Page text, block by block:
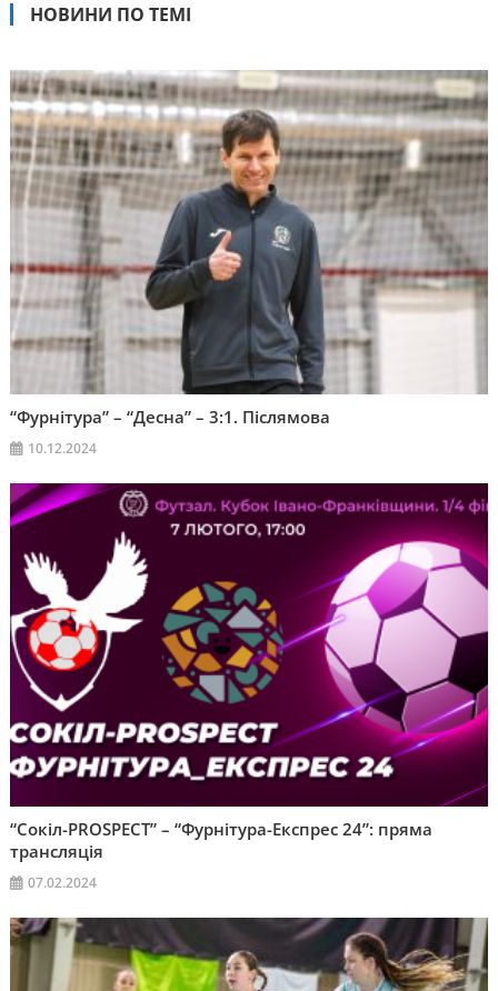
НОВИНИ ПО ТЕМІ
“Фурнітура” – “Десна” – 3:1. Післямова
10.12.2024
“Сокіл-PROSPECT” – “Фурнітура-Експрес 24”: пряма
трансляція
07.02.2024